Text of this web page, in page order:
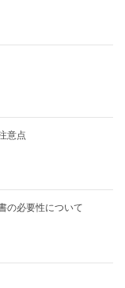
意点
の必要性について